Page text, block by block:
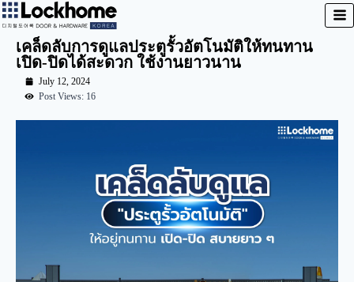
เคล็ดลับการดูแลประตูรั้วอัตโนมัติให้ทนทาน
เปิด-ปิดได้สะดวก ใช้งานยาวนาน
July 12, 2024
Post Views: 16